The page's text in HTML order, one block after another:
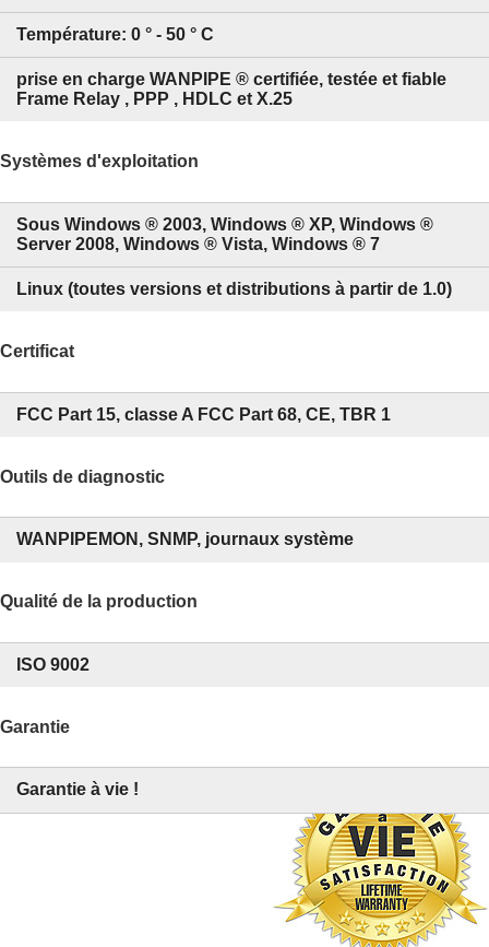
Température: 0 ° - 50 ° C
prise en charge WANPIPE ® certifiée, testée et fiable
Frame Relay , PPP , HDLC et X.25
Systèmes d'exploitation
Sous Windows ® 2003, Windows ® XP, Windows ®
Server 2008, Windows ® Vista, Windows ® 7
Linux (toutes versions et distributions à partir de 1.0)
Certificat
FCC Part 15, classe A FCC Part 68, CE, TBR 1
Outils de diagnostic
WANPIPEMON, SNMP, journaux système
Qualité de la production
ISO 9002
Garantie
Garantie à vie !